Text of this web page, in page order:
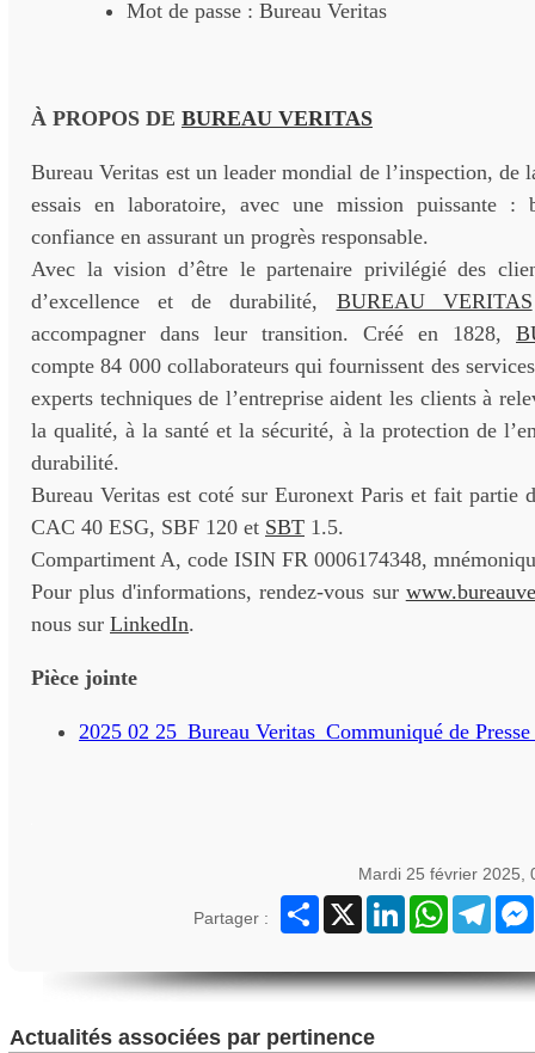
Mot de passe : Bureau Veritas
À PROPOS DE BUREAU VERITAS
Bureau Veritas est un leader mondial de l’inspection, de
essais en laboratoire, avec une mission puissante :
confiance en assurant un progrès responsable.
Avec la vision d’être le partenaire privilégié des
d’excellence et de durabilité, BUREAU VERITAS
accompagner dans leur transition. Créé en 1828,
compte 84 000 collaborateurs qui fournissent des
experts techniques de l’entreprise aident les clients à
la qualité, à la santé et la sécurité, à la protection de
durabilité.
Bureau Veritas est coté sur Euronext Paris et fait partie
CAC 40 ESG, SBF 120 et SBT 1.5.
Compartiment A, code ISIN FR 0006174348,
Pour plus d'informations, rendez-vous sur
nous sur LinkedIn.
Pièce jointe
2025 02 25_Bureau Veritas_Communiqué de
Mardi 25 février 2025,
Partager :
Partager
X LinkedInWhatsApp
Actualités associées par pertinence